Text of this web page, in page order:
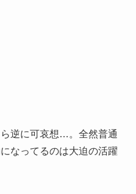
逆に可哀想…。全然普通
なってるのは大迫の活躍